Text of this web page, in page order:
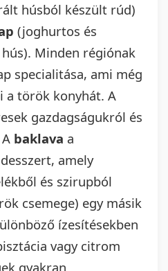
húsból készült rúd)
(joghurtos és
Minden régiónak
specialitása, ami még
a török konyhát. A
gazdagságukról és
baklava a
amely
és szirupból
csemege) egy másik
ízesítésekben
vagy citrom
gyakran